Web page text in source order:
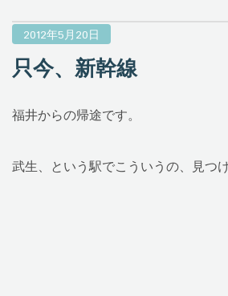
2012年5月20日
只今、新幹線
福井からの帰途です。
武生、という駅でこういうの、見つけ